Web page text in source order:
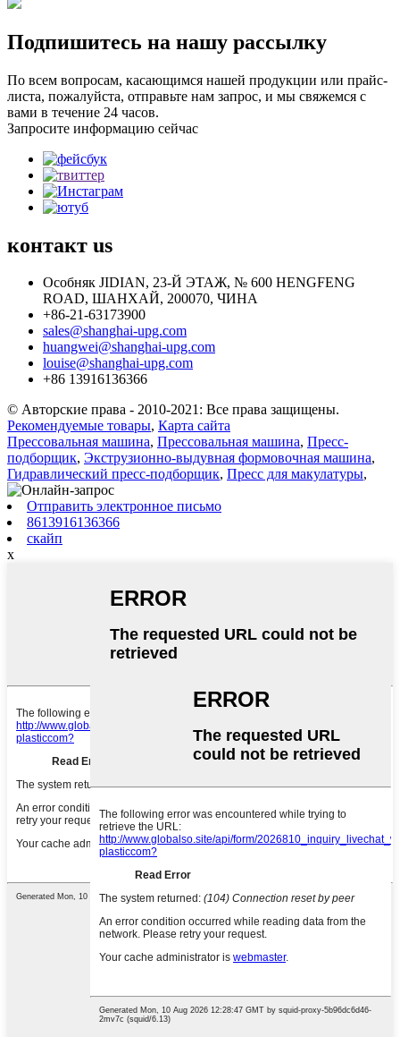
Подпишитесь на нашу рассылку
По всем вопросам, касающимся нашей продукции или прайс-
листа, пожалуйста, отправьте нам запрос, и мы свяжемся с
вами в течение 24 часов.
Запросите информацию сейчас
контакт us
Особняк JIDIAN, 23-Й ЭТАЖ, № 600 HENGFENG
ROAD, ШАНХАЙ, 200070, ЧИНА
+86-21-63173900
sales@shanghai-upg.com
huangwei@shanghai-upg.com
louise@shanghai-upg.com
+86 13916136366
© Авторские права - 2010-2021: Все права защищены.
Рекомендуемые товары, Карта сайта
Прессовальная машина, Прессовальная машина, Пресс-
подборщик, Экструзионно-выдувная формовочная машина,
Гидравлический пресс-подборщик, Пресс для макулатуры,
Отправить электронное письмо
8613916136366
скайп
x